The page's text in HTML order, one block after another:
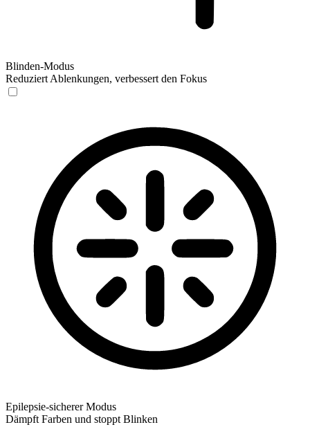
Blinden-Modus
Reduziert Ablenkungen, verbessert den Fokus
Epilepsie-sicherer Modus
Dämpft Farben und stoppt Blinken